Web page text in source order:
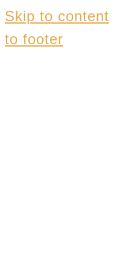
Skip to content
to footer